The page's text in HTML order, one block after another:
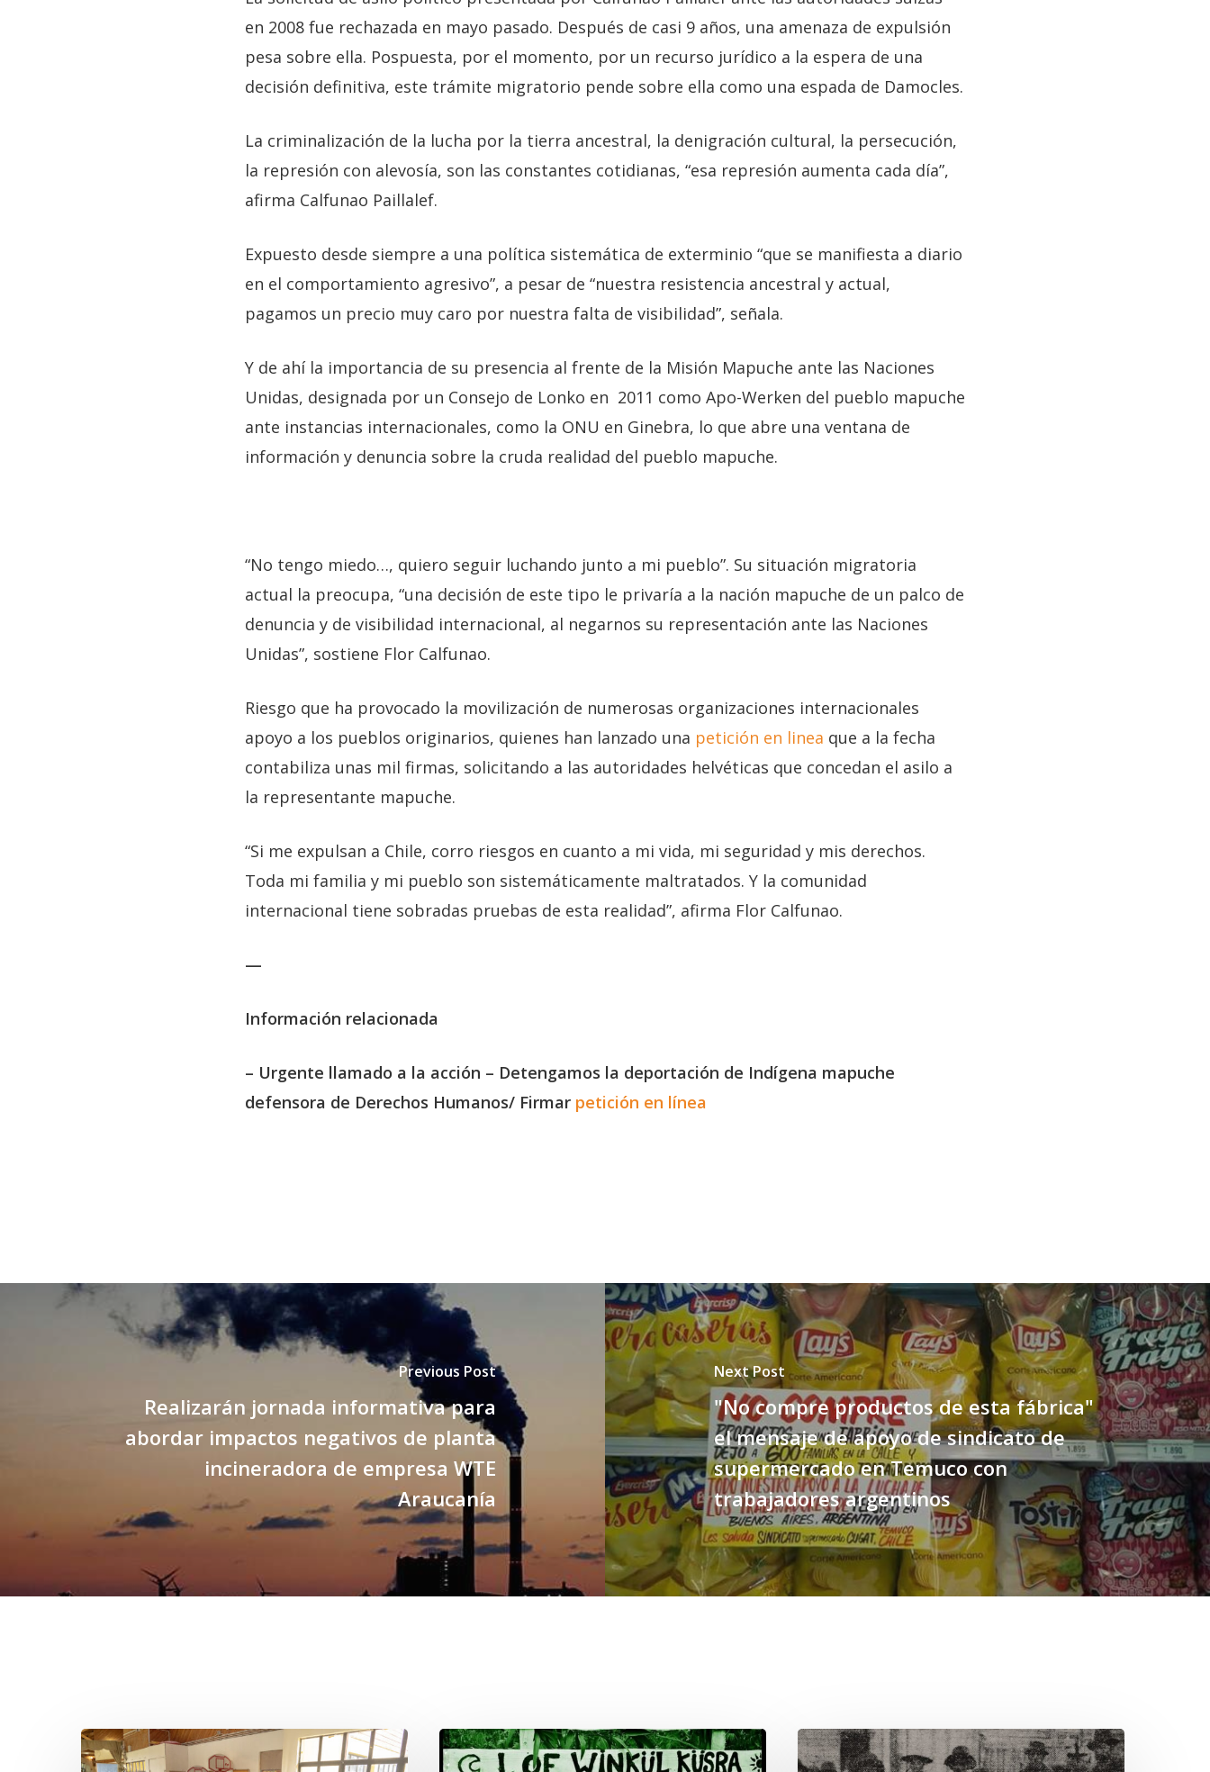
en 2008 fue rechazada en mayo pasado. Después de casi 9 años, una amenaza de expulsión
pesa sobre ella. Pospuesta, por el momento, por un recurso jurídico a la espera de una
decisión definitiva, este trámite migratorio pende sobre ella como una espada de Damocles.
La criminalización de la lucha por la tierra ancestral, la denigración cultural, la persecución,
la represión con alevosía, son las constantes cotidianas, “esa represión aumenta cada día”,
afirma Calfunao Paillalef.
Expuesto desde siempre a una política sistemática de exterminio “que se manifiesta a diario
en el comportamiento agresivo”, a pesar de “nuestra resistencia ancestral y actual,
pagamos un precio muy caro por nuestra falta de visibilidad”, señala.
Y de ahí la importancia de su presencia al frente de la Misión Mapuche ante las Naciones
Unidas, designada por un Consejo de Lonko en 2011 como Apo-Werken del pueblo mapuche
ante instancias internacionales, como la ONU en Ginebra, lo que abre una ventana de
información y denuncia sobre la cruda realidad del pueblo mapuche.
“No tengo miedo…, quiero seguir luchando junto a mi pueblo”. Su situación migratoria
actual la preocupa, “una decisión de este tipo le privaría a la nación mapuche de un palco de
denuncia y de visibilidad internacional, al negarnos su representación ante las Naciones
Unidas”, sostiene Flor Calfunao.
Riesgo que ha provocado la movilización de numerosas organizaciones internacionales
apoyo a los pueblos originarios, quienes han lanzado una petición en linea que a la fecha
contabiliza unas mil firmas, solicitando a las autoridades helvéticas que concedan el asilo a
la representante mapuche.
“Si me expulsan a Chile, corro riesgos en cuanto a mi vida, mi seguridad y mis derechos.
Toda mi familia y mi pueblo son sistemáticamente maltratados. Y la comunidad
internacional tiene sobradas pruebas de esta realidad”, afirma Flor Calfunao.
—
Información relacionada
– Urgente llamado a la acción – Detengamos la deportación de Indígena mapuche
defensora de Derechos Humanos/ Firmar petición en línea
Previous Post
Realizarán jornada informativa para
abordar impactos negativos de planta
incineradora de empresa WTE
Araucanía
Next Post
"No compre productos de esta fábrica"
el mensaje de apoyo de sindicato de
supermercado en Temuco con
trabajadores argentinos
Toda
Lof
Chawrakawin: